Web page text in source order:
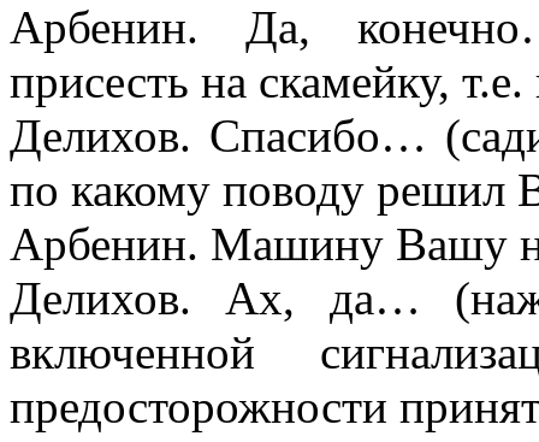
Арбенин. Да,
присесть на скамейку,
Делихов. Спасибо…
по какому поводу решил
Арбенин. Машину Вашу
Делихов. Ах, да…
включенной
предосторожности